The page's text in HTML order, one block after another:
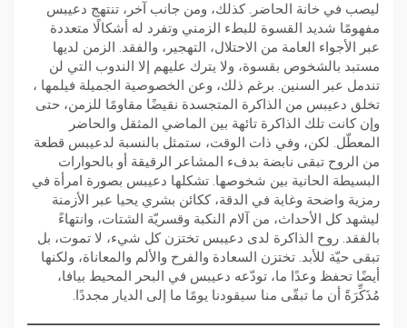
ليصب في خانة الحاضر. كذلك، ومن جانب آخر، تنتهج دعيبس
مفهومًا شديد القسوة للبطء الزمني وتفرد له أشكالًا متعددة
عبر الأجواء العامة من الاحتلال، التهجير، والفقد. الزمن لديها
مستبد بالشخوص بقسوة، ولا يترك عليهم إلا الندوب التي لن
تندمل عبر السنين. برغم ذلك، وعن الخصوصية الجميلة فيلمها ،
تخلق دعيبس من الذاكرة المتجسدة نقيضًا مقاومًا للزمن، حتى
وإن كانت تلك الذاكرة تائهة بين الماضي المثقل والحاضر
المعطّل. لكن، وفي ذات الوقت، ستمثل بالنسبة لدعيبس قطعة
من الروح تبقى نابضة بدفء المشاعر الرقيقة أو بالحوارات
البسيطة الحانية بين شخوصها. تشكلها دعيبس بصورة امرأة في
رمزية واضحة وغاية في الدقة، ككائن بشري يحيا عبر الأزمنة
ليشهد كل الأحداث، من آلام النكبة وقسريّة الشتات، وانتهاءً
بالفقد. روح الذاكرة لدى دعيبس تختزن كل شيء، لا تموت، بل
تبقى حيّة للأبد. تختزن السعادة والفرح والألم والمعاناة، ولكنها
أيضًا تحفظ وعدًا ما، تودّعه دعيبس في البحر المحيط بيافا،
مُذَكِّرَةً أن ما تبقّى منا سيقودنا يومًا ما إلى الديار مجددًا.